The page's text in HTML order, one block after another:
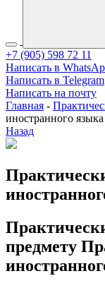
+7 (905) 598 72 11
Написать в
Написать в Telegram
Написать на почту
Главная -
иностранного
Назад
предмету